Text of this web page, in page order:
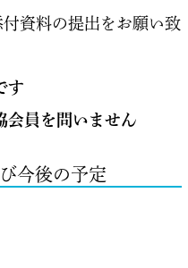
資料の提出をお願い致
す
員を問いません
今後の予定